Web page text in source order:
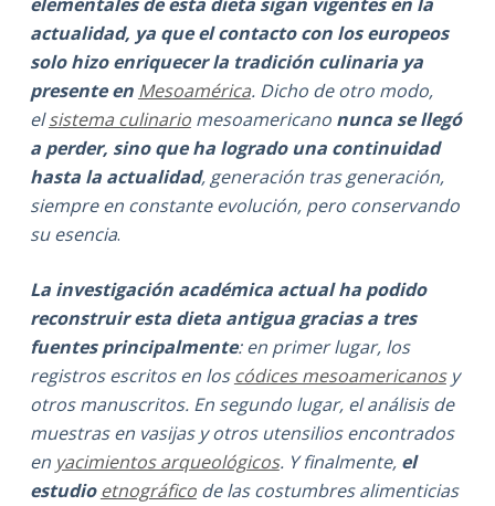
actualidad, ya que el contacto con los europeos
solo hizo enriquecer la tradición culinaria ya
presente en Mesoamérica. Dicho de otro modo,
elsistema culinariomesoamericano nunca se llegó
a perder, sino que ha logrado una continuidad
hasta la actualidad, generación tras generación,
siempre en constante evolución, pero conservando
su esencia.
La investigación académica actual ha podido
reconstruir esta dieta antigua gracias a tres
fuentes principalmente: en primer lugar, los
registros escritos en loscódices mesoamericanosy
otros manuscritos. En segundo lugar, el análisis de
muestras en vasijas y otros utensilios encontrados
en yacimientos arqueológicos. Y finalmente, el
estudio etnográficode las costumbres alimenticias